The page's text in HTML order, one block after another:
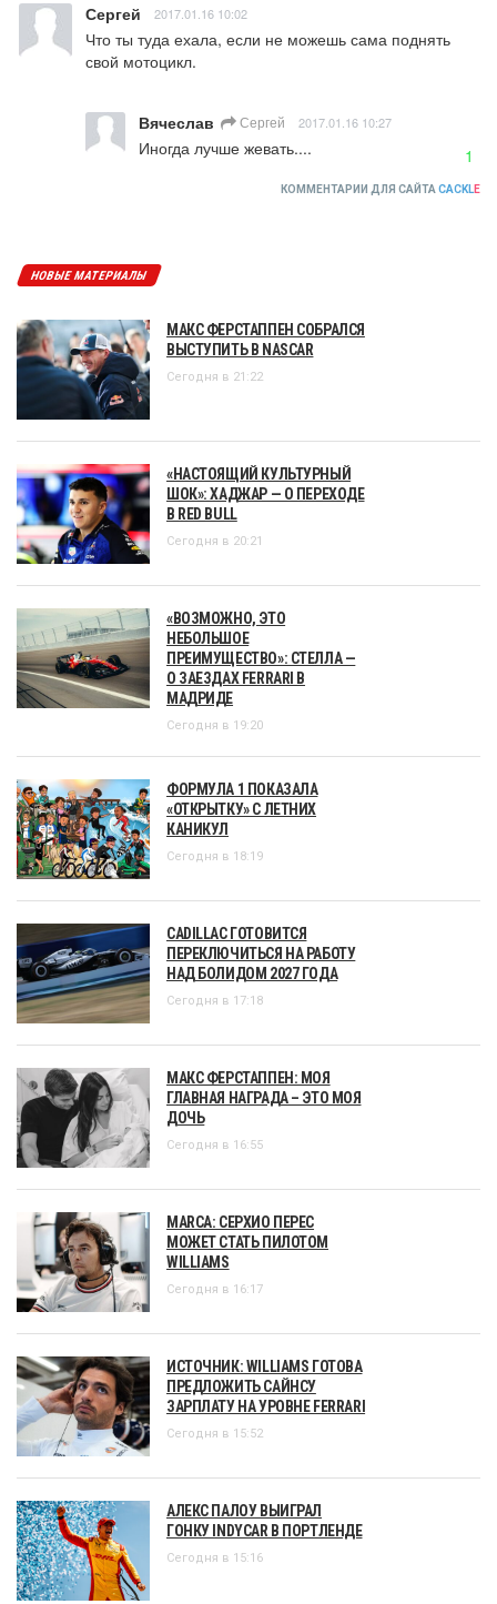
Сергей 2017.01.16 10:02
Что ты туда ехала, если не можешь сама поднять
свой мотоцикл.
Вячеслав Сергей 2017.01.16 10:27
Иногда лучше жевать.... 1
КОММЕНТАРИИ ДЛЯ САЙТА CACKLE
НОВЫЕ МАТЕРИАЛЫ
МАКС ФЕРСТАППЕН СОБРАЛСЯ
ВЫСТУПИТЬ В NASCAR
Сегодня в 21:22
«НАСТОЯЩИЙ КУЛЬТУРНЫЙ
ШОК»: ХАДЖАР — О ПЕРЕХОДЕ
В RED BULL
Сегодня в 20:21
«ВОЗМОЖНО, ЭТО
НЕБОЛЬШОЕ
ПРЕИМУЩЕСТВО»: СТЕЛЛА —
О ЗАЕЗДАХ FERRARI В
МАДРИДЕ
Сегодня в 19:20
ФОРМУЛА 1 ПОКАЗАЛА
«ОТКРЫТКУ» С ЛЕТНИХ
КАНИКУЛ
Сегодня в 18:19
CADILLAC ГОТОВИТСЯ
ПЕРЕКЛЮЧИТЬСЯ НА РАБОТУ
НАД БОЛИДОМ 2027 ГОДА
Сегодня в 17:18
МАКС ФЕРСТАППЕН: МОЯ
ГЛАВНАЯ НАГРАДА – ЭТО МОЯ
ДОЧЬ
Сегодня в 16:55
MARCA: СЕРХИО ПЕРЕС
МОЖЕТ СТАТЬ ПИЛОТОМ
WILLIAMS
Сегодня в 16:17
ИСТОЧНИК: WILLIAMS ГОТОВА
ПРЕДЛОЖИТЬ САЙНСУ
ЗАРПЛАТУ НА УРОВНЕ FERRARI
Сегодня в 15:52
АЛЕКС ПАЛОУ ВЫИГРАЛ
ГОНКУ INDYCAR В ПОРТЛЕНДЕ
Сегодня в 15:16